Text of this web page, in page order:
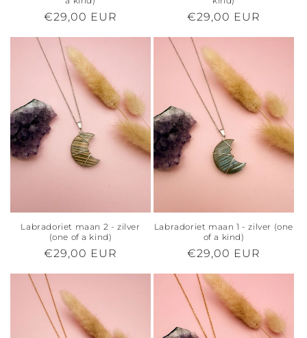
Normale
€29,00 EUR
Normale
€29,00 EUR
Labradoriet maan 2 - zilver
(one of a kind)
Normale
€29,00 EUR
Labradoriet maan 1 - zilver (one
of a kind)
Normale
€29,00 EUR